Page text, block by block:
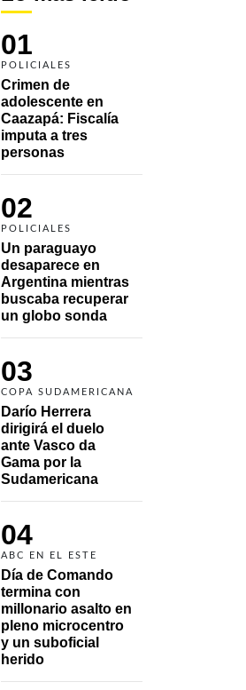
01
POLICIALES
Crimen de
adolescente en
Caazapá: Fiscalía
imputa a tres
personas
02
POLICIALES
Un paraguayo
desaparece en
Argentina mientras
buscaba recuperar
un globo sonda
03
COPA SUDAMERICANA
Darío Herrera
dirigirá el duelo
ante Vasco da
Gama por la
Sudamericana
04
ABC EN EL ESTE
Día de Comando
termina con
millonario asalto en
pleno microcentro
y un suboficial
herido